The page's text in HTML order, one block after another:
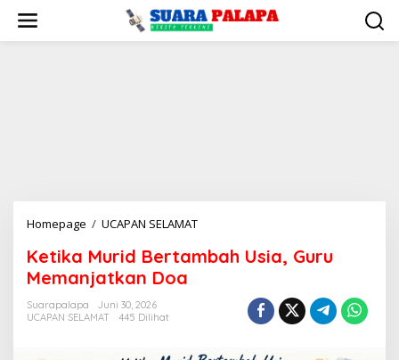
konten
Homepage / UCAPAN SELAMATKetika
Bertambah
Memanjatkan
Ketika Murid Bertambah Usia, Guru
Memanjatkan Doa
Suarapalapa
Juni 30, 2026
UCAPAN SELAMAT
445 Dilihat